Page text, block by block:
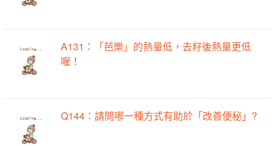
A131：「芭樂」的熱量低，去籽後熱量更低
喔！
Q144：請問哪一種方式有助於「改善便秘」?